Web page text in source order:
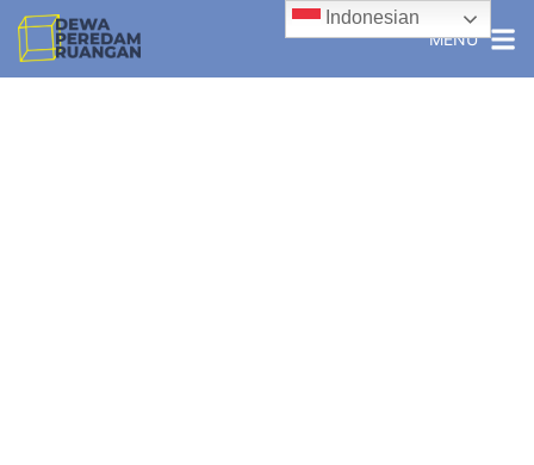
MENU
Indonesian